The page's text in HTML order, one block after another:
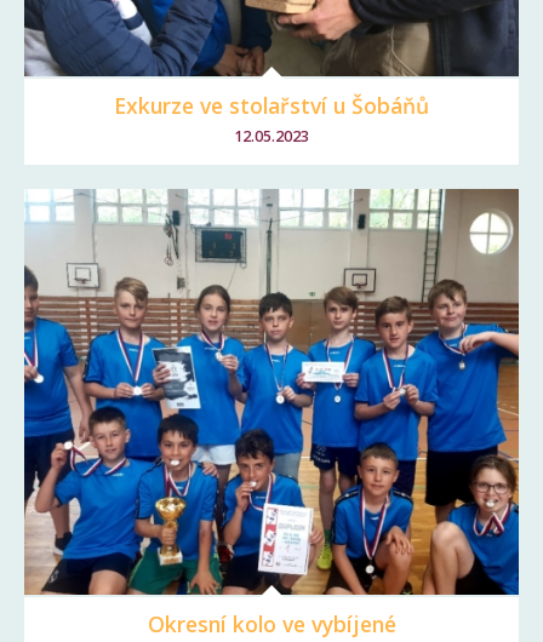
Exkurze ve stolařství u Šobáňů
12.05.2023
Okresní kolo ve vybíjené